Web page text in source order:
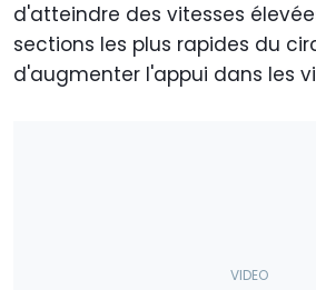
d'atteindre des vitesses
sections les plus rapides du
d'augmenter l'appui dans les